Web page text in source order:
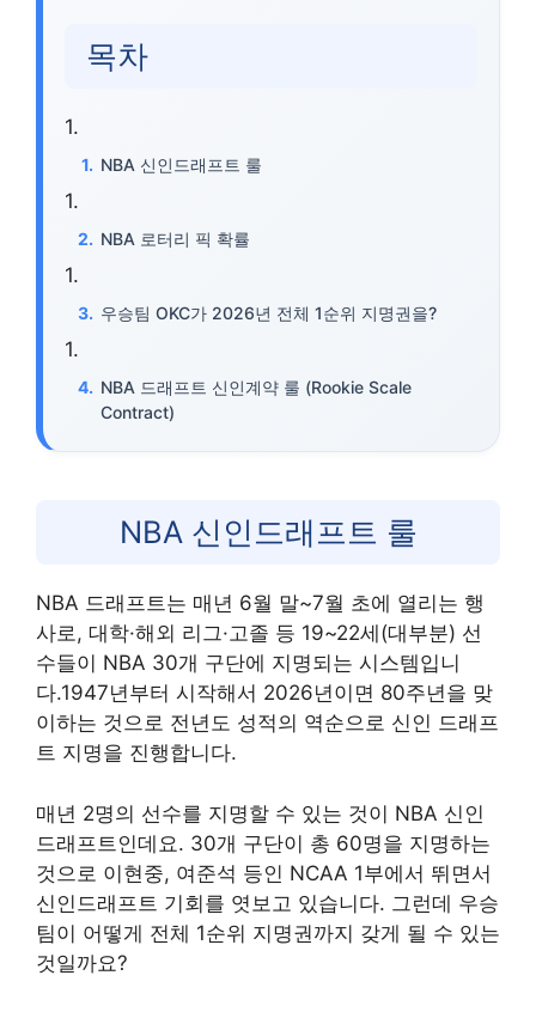
목차
NBA 신인드래프트 룰
NBA 로터리 픽 확률
우승팀 OKC가 2026년 전체 1순위 지명권을?
NBA 드래프트 신인계약 룰 (Rookie Scale
Contract)
NBA 신인드래프트 룰
NBA 드래프트는 매년 6월 말~7월 초에 열리는 행
사로, 대학·해외 리그·고졸 등 19~22세(대부분) 선
수들이 NBA 30개 구단에 지명되는 시스템입니
다.1947년부터 시작해서 2026년이면 80주년을 맞
이하는 것으로 전년도 성적의 역순으로 신인 드래프
트 지명을 진행합니다.
매년 2명의 선수를 지명할 수 있는 것이 NBA 신인
드래프트인데요. 30개 구단이 총 60명을 지명하는
것으로 이현중, 여준석 등인 NCAA 1부에서 뛰면서
신인드래프트 기회를 엿보고 있습니다. 그런데 우승
팀이 어떻게 전체 1순위 지명권까지 갖게 될 수 있는
것일까요?